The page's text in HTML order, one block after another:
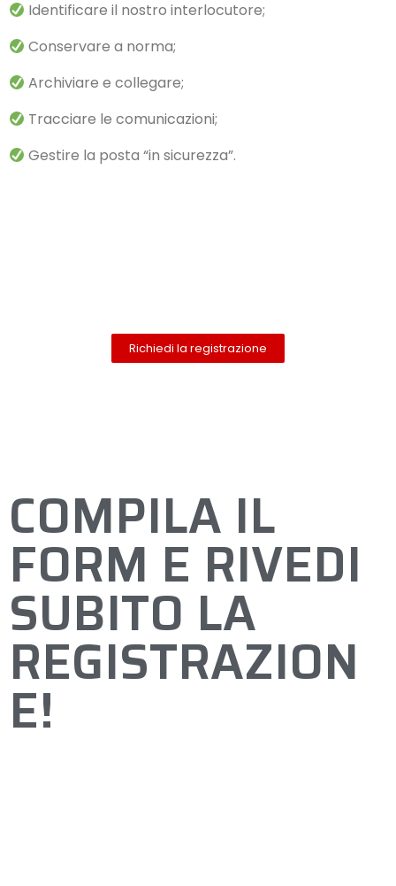
Identificare il nostro interlocutore;
Conservare a norma;
Archiviare e collegare;
Tracciare le comunicazioni;
Gestire la posta “in sicurezza”.
Richiedi la registrazione
COMPILA IL
FORM E RIVEDI
SUBITO LA
REGISTRAZION
E!